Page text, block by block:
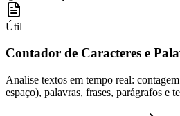
Útil
Contador de Caracteres e
Analise textos em tempo real:
espaço), palavras, frases, parágrafos e